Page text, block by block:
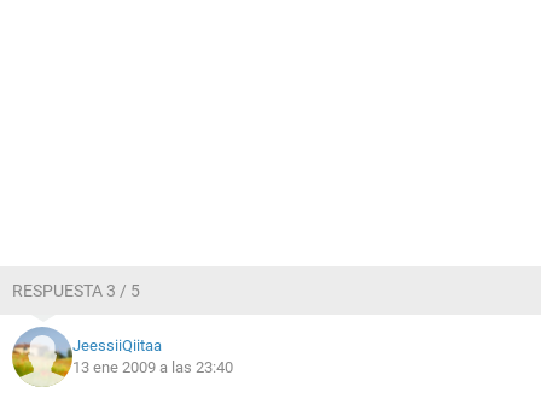
RESPUESTA 3 / 5
JeessiiQiitaa
13 ene 2009 a las 23:40